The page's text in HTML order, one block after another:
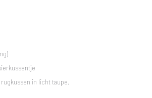
in licht taupe.